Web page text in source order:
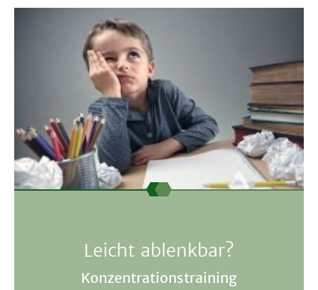
Leicht ablenkbar?
Konzentrationstraining